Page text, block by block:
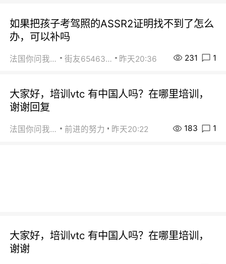
如果把孩子考驾照的ASSR2证明找不到了怎么
办，可以补吗
法国你问我答 街友65463281 昨天20:36 231 1
大家好，培训vtc 有中国人吗？在哪里培训，
谢谢回复
法国你问我答 前进的努力 昨天20:22 183 1
大家好，培训vtc 有中国人吗？在哪里培训，
谢谢